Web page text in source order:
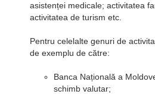
asistenței medicale; activitatea
activitatea de turism etc.
Pentru celelalte genuri de
de exemplu de către:
Banca Națională a
schimb valutar;